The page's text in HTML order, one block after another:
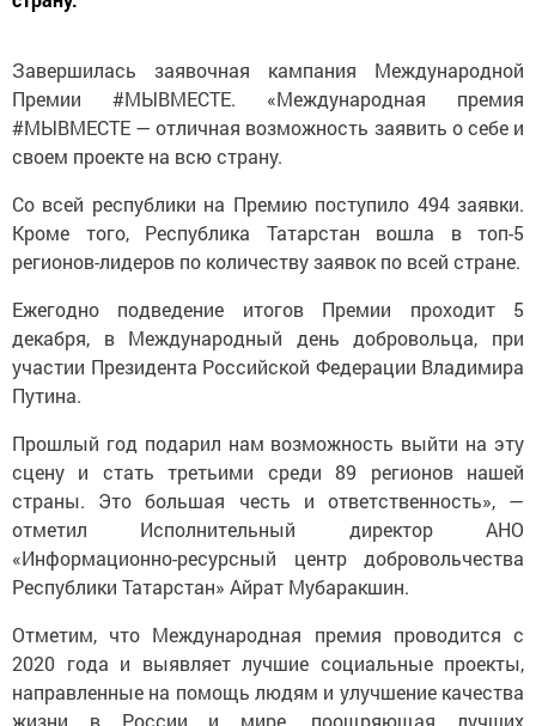
Завершилась заявочная кампания Международной
Премии #МЫВМЕСТЕ. «Международная премия
#МЫВМЕСТЕ — отличная возможность заявить о себе и
своем проекте на всю страну.
Со всей республики на Премию поступило 494 заявки.
Кроме того, Республика Татарстан вошла в топ-5
регионов-лидеров по количеству заявок по всей стране.
Ежегодно подведение итогов Премии проходит 5
декабря, в Международный день добровольца, при
участии Президента Российской Федерации Владимира
Путина.
Прошлый год подарил нам возможность выйти на эту
сцену и стать третьими среди 89 регионов нашей
страны. Это большая честь и ответственность», —
отметил Исполнительный директор АНО
«Информационно-ресурсный центр добровольчества
Республики Татарстан» Айрат Мубаракшин.
Отметим, что Международная премия проводится с
2020 года и выявляет лучшие социальные проекты,
направленные на помощь людям и улучшение качества
жизни в России и мире, поощряющая лучших